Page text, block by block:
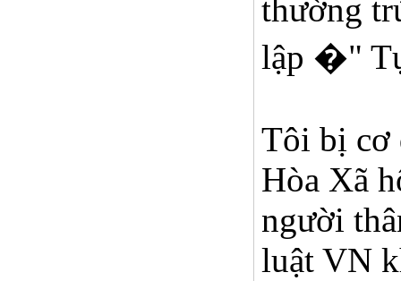
thường
lập �"
Tôi bị cơ
Hòa Xã
người
luật VN